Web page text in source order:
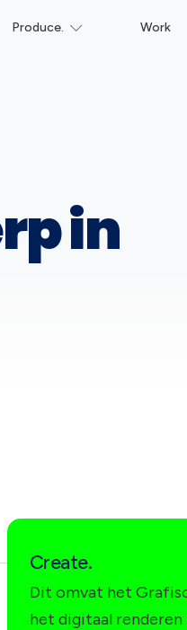
Produce. Work
in
Create.
Dit omvat het
het digitaal renderen